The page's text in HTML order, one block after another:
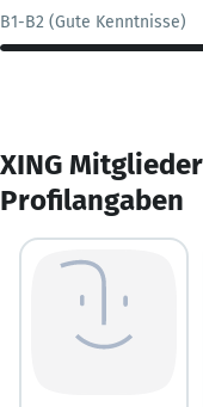
B1-B2 (Gute Kenntnisse)
XING
Profilangaben